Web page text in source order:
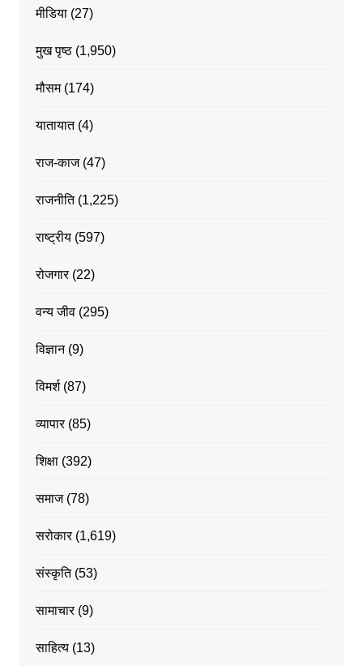
मीडिया(27)
मुख पृष्ठ(1,950)
मौसम(174)
यातायात(4)
राज-काज(47)
राजनीति(1,225)
राष्ट्रीय(597)
रोजगार(22)
वन्य जीव(295)
विज्ञान(9)
विमर्श(87)
व्यापार(85)
शिक्षा(392)
समाज(78)
सरोकार(1,619)
संस्कृति(53)
सामाचार(9)
साहित्य(13)